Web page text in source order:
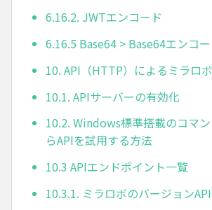
6.16.2. JWTエンコード
6.16.5 Base64 > Base64エンコー
10. API（HTTP）によるミラロ
10.1. APIサーバーの有効化
10.2. Windows標準搭載のコマ
らAPIを試用する方法
10.3 APIエンドポイント一覧
10.3.1. ミラロボのバージョンAPI